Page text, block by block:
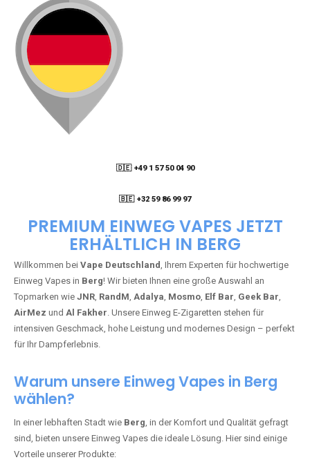
🇩🇪 +49 1 57 50 04 90
🇧🇪 +32 59 86 99 97
PREMIUM EINWEG VAPES JETZT
ERHÄLTLICH IN BERG
Willkommen bei Vape Deutschland, Ihrem Experten für hochwertige
Einweg Vapes in Berg! Wir bieten Ihnen eine große Auswahl an
Topmarken wie JNR, RandM, Adalya, Mosmo, Elf Bar, Geek Bar,
AirMez und Al Fakher. Unsere Einweg E-Zigaretten stehen für
intensiven Geschmack, hohe Leistung und modernes Design – perfekt
für Ihr Dampferlebnis.
Warum unsere Einweg Vapes in Berg
wählen?
In einer lebhaften Stadt wie Berg, in der Komfort und Qualität gefragt
sind, bieten unsere Einweg Vapes die ideale Lösung. Hier sind einige
Vorteile unserer Produkte: